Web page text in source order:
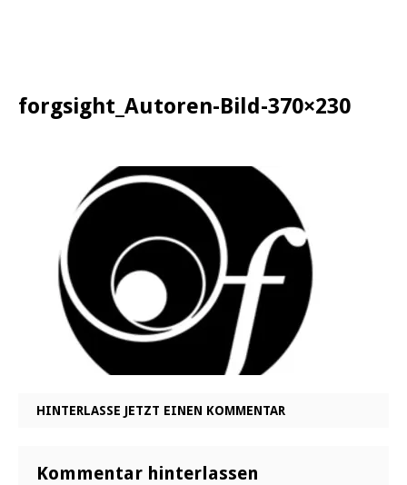
forgsight_Autoren-Bild-370×230
HINTERLASSE JETZT EINEN KOMMENTAR
Kommentar hinterlassen